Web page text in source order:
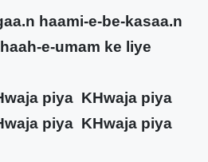
haami-e-be-kasaa.n
e-umam ke liye
piya KHwaja piya
piya KHwaja piya